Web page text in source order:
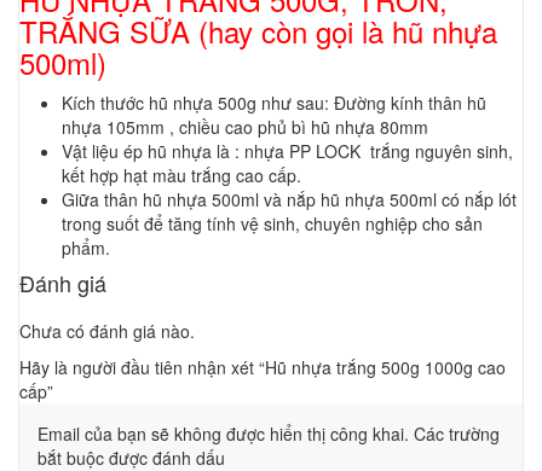
TRẮNG SỮA (hay còn gọi là hũ nhựa
500ml)
Kích thước hũ nhựa 500g như sau: Đường kính thân hũ
nhựa 105mm , chiều cao phủ bì hũ nhựa 80mm
Vật liệu ép hũ nhựa là : nhựa PP LOCK trắng nguyên sinh,
kết hợp hạt màu trắng cao cấp.
Giữa thân hũ nhựa 500ml và nắp hũ nhựa 500ml có nắp lót
trong suốt để tăng tính vệ sinh, chuyên nghiệp cho sản
phẩm.
Đánh giá
Chưa có đánh giá nào.
Hãy là người đầu tiên nhận xét “Hũ nhựa trắng 500g 1000g cao
cấp”
Email của bạn sẽ không được hiển thị công khai. Các trường
bắt buộc được đánh dấu